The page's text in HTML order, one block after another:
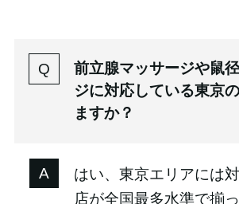
前立腺マッサージや鼠
ジに対応している東京
ますか？
はい、東京エリアには
店が全国最多水準で揃っ